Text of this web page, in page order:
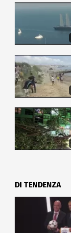
DI TENDENZA